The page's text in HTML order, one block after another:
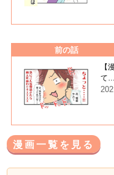
前の話
【
て…
漫画一覧を見る